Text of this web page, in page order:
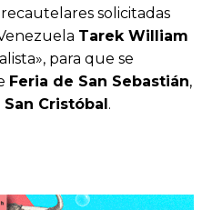
solicitadas
Tarek William
para que se
Feria de San Sebastián,
Cristóbal.